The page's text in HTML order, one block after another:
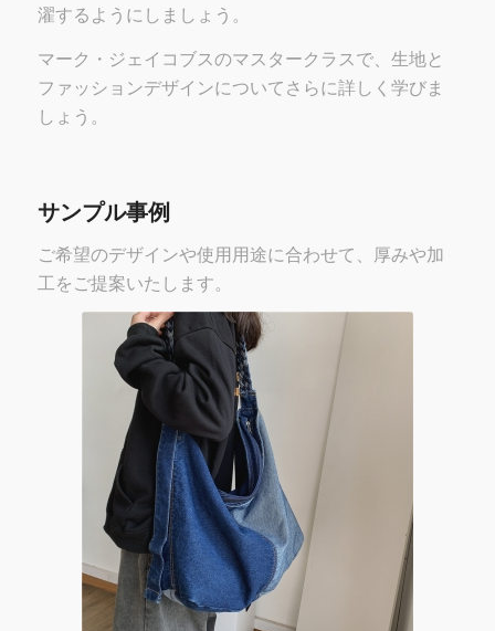
濯するようにしましょう。
マーク・ジェイコブスのマスタークラスで、生地と
ファッションデザインについてさらに詳しく学びま
しょう。
サンプル事例
ご希望のデザインや使用用途に合わせて、厚みや加
工をご提案いたします。